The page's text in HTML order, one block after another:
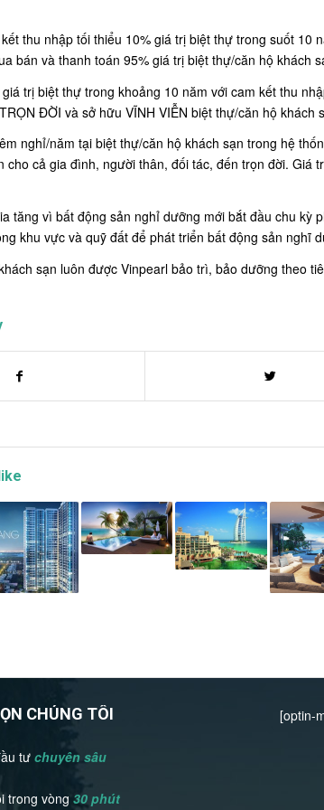
thu nhập tối thiểu 10% giá trị biệt thự trong suốt 10
bán và thanh toán 95% giá trị biệt thự/căn hộ khách
trị biệt thự trong khoảng 10 năm với cam kết thu
ĐỜI và sở hữu VĨNH VIỄN biệt thự/căn hộ khách
nghỉ/năm tại biệt thự/căn hộ khách sạn trong hệ
cho cả gia đình, người thân, đối tác, đến trọn đời.
tăng vì bất động sản nghỉ dưỡng mới bắt đầu chu kỳ
khu vực và quỹ đất để phát triển bất động sản nghĩ
sạn luôn được Vinpearl bảo trì, bảo dưỡng theo
CHÚNG TÔI
tư chuyên sâu
trong vòng 30 phút
[optin-